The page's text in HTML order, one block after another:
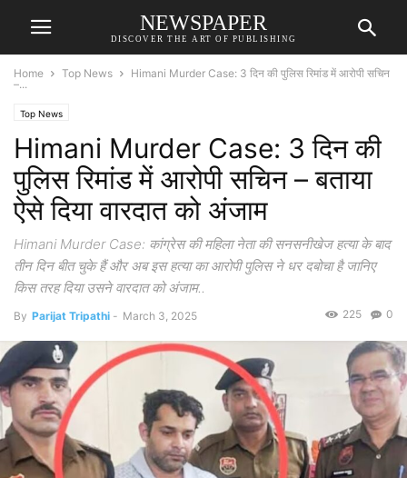
NEWSPAPER
DISCOVER THE ART OF PUBLISHING
Home Top News
Himani Murder Case: 3 दिन की पुलिस रिमांड में आरोपी सचिन
–...
Top News
Himani Murder Case: 3 दिन की
पुलिस रिमांड में आरोपी सचिन – बताया
ऐसे दिया वारदात को अंजाम
Himani Murder Case: कांग्रेस की महिला नेता की सनसनीखेज हत्या के बाद
तीन दिन बीत चुके हैं और अब इस हत्या का आरोपी पुलिस ने धर दबोचा है जानिए
किस तरह दिया उसने वारदात को अंजाम..
By Parijat Tripathi - March 3, 2025 0
225